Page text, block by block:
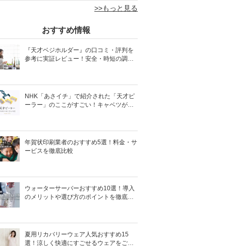
>>もっと見る
おすすめ情報
『天才ベジホルダー』の口コミ・評判を
参考に実証レビュー！安全・時短の調理
NHK「あさイチ」で紹介された「天才ピ
ーラー」のここがすごい！キャベツがほ
年賀状印刷業者のおすすめ5選！料金・サ
ービスを徹底比較
ウォーターサーバーおすすめ10選！導入
のメリットや選び方のポイントを徹底解
夏用リカバリーウェア人気おすすめ15
選！涼しく快適にすごせるウェアをご紹